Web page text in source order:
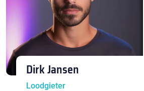
Dirk Jansen
Loodgieter